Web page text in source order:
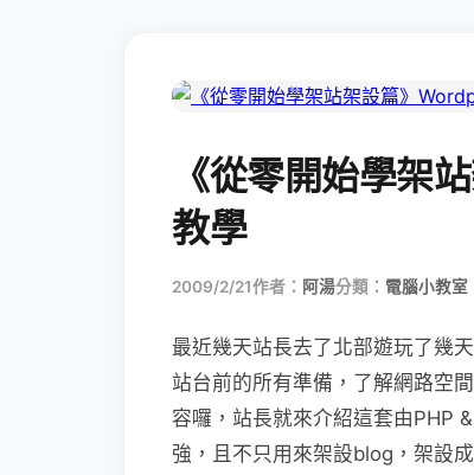
《從零開始學架
教學
2009/2/21作者： 阿湯分類： 電腦小教室
最近幾天站長去了北部遊玩了幾
站台前的所有準備，了解網路空
容囉，站長就來介紹這套由PHP
強，且不只用來架設blog，架設